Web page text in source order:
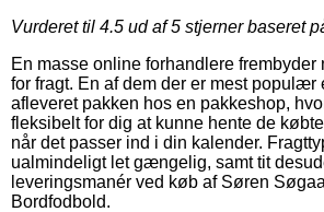
Vurderet til 4.5 ud af 5 stjerner baseret
En masse online forhandlere frembyder
for fragt. En af dem der er mest populær
afleveret pakken hos en pakkeshop,
fleksibelt for dig at kunne hente de
når det passer ind i din kalender.
ualmindeligt let gængelig, samt tit
leveringsmanér ved køb af Søren
Bordfodbold.